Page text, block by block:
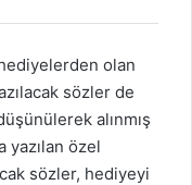
olan
sözler de
alınmış
yazılan özel
sözler, hediyeyi